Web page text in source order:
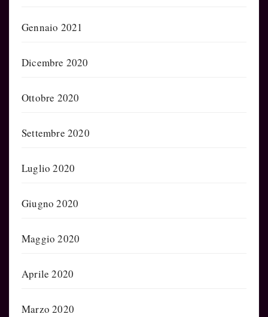
Gennaio 2021
Dicembre 2020
Ottobre 2020
Settembre 2020
Luglio 2020
Giugno 2020
Maggio 2020
Aprile 2020
Marzo 2020